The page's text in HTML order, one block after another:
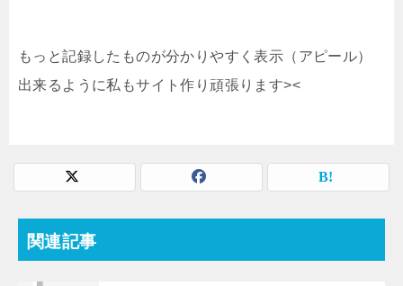
もっと記録したものが分かりやすく表示（アピール）
出来るように私もサイト作り頑張ります><
関連記事